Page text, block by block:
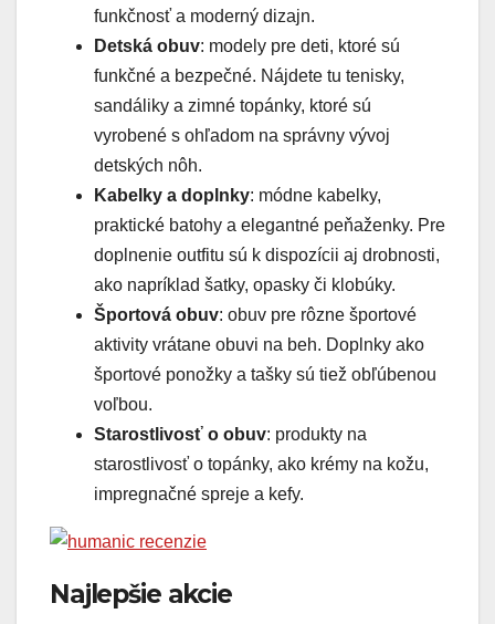
funkčnosť a moderný dizajn.
Detská obuv: modely pre deti, ktoré sú
funkčné a bezpečné. Nájdete tu tenisky,
sandáliky a zimné topánky, ktoré sú
vyrobené s ohľadom na správny vývoj
detských nôh.
Kabelky a doplnky: módne kabelky,
praktické batohy a elegantné peňaženky. Pre
doplnenie outfitu sú k dispozícii aj drobnosti,
ako napríklad šatky, opasky či klobúky.
Športová obuv: obuv pre rôzne športové
aktivity vrátane obuvi na beh. Doplnky ako
športové ponožky a tašky sú tiež obľúbenou
voľbou.
Starostlivosť o obuv: produkty na
starostlivosť o topánky, ako krémy na kožu,
impregnačné spreje a kefy.
Najlepšie akcie